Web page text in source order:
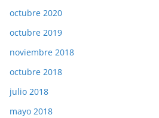
octubre 2020
octubre 2019
noviembre 2018
octubre 2018
julio 2018
mayo 2018